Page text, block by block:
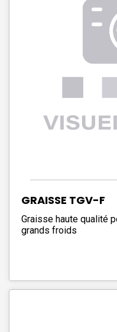
GRAISSE TGV-F
Graisse haute qualité
grands froids